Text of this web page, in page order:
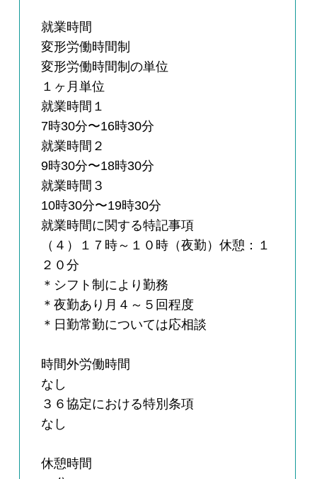
就業時間
変形労働時間制
変形労働時間制の単位
１ヶ月単位
就業時間１
7時30分〜16時30分
就業時間２
9時30分〜18時30分
就業時間３
10時30分〜19時30分
就業時間に関する特記事項
（４）１７時～１０時（夜勤）休憩：１
２０分
＊シフト制により勤務
＊夜勤あり月４～５回程度
＊日勤常勤については応相談
時間外労働時間
なし
３６協定における特別条項
なし
休憩時間